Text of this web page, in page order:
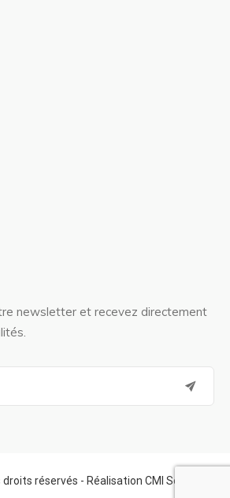
newsletter et recevez directement
réservés - Réalisation CMI Services